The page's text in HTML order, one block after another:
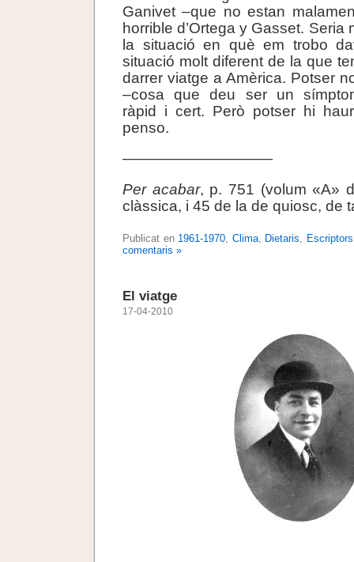
Ganivet –que no estan
horrible d’Ortega y Gasset. Seria
la situació en què em trobo
situació molt diferent de la que
darrer viatge a Amèrica. Potser
–cosa que deu ser un
ràpid i cert. Però potser hi
penso.
——————————
Per acabar, p. 751 (volum «A»
clàssica, i 45 de la de quiosc, de
Publicat en 1961-1970, Clima, Dietaris, Escriptors
comentaris »
El viatge
17-04-2010